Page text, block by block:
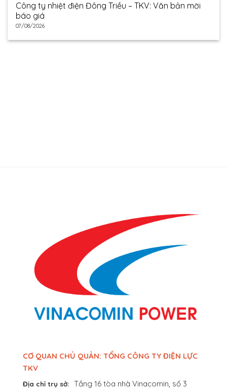
Công ty nhiệt điện Đông Triều – TKV: Văn bản mời
báo giá
07/08/2026
CƠ QUAN CHỦ QUẢN: TỔNG CÔNG TY ĐIỆN LỰC
TKV
Địa chỉ trụ sở: Tầng 16 tòa nhà Vinacomin, số 3